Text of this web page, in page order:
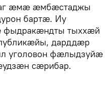
æмæ æмбæстаджы
бартæ. Иу
фыдракæндты тыххæй
дарддæр
уголовон фæлыдзуйæ
сæрибар.